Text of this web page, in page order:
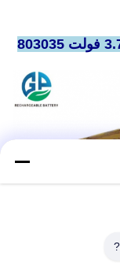
صور لبطارية ليثيوم بوليمر صغيرة جدًا 3.7 فولت 803035